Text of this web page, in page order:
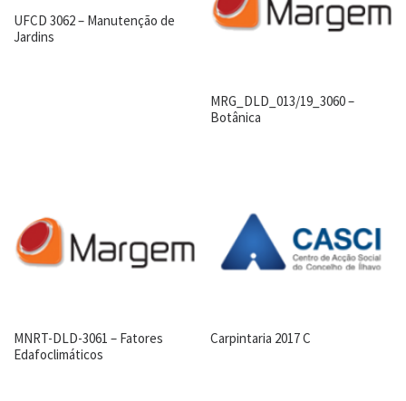
UFCD 3062 – Manutenção de
Jardins
MRG_DLD_013/19_3060 –
Botânica
MNRT-DLD-3061 – Fatores
Edafoclimáticos
Carpintaria 2017 C